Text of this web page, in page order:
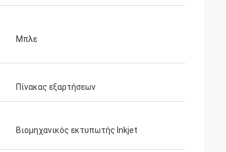
Μπλε
Πίνακας εξαρτήσεων
Βιομηχανικός εκτυπωτής Inkjet